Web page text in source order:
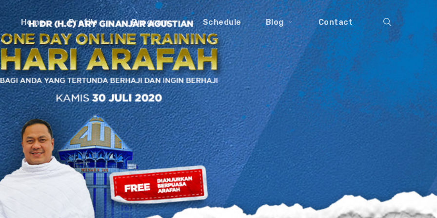
Home Profile Program Schedule Blog Contact search